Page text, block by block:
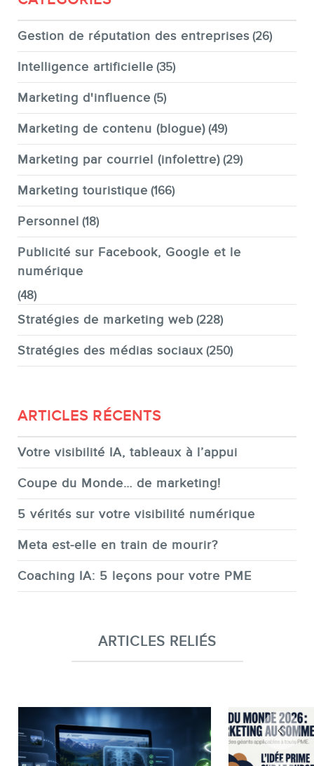
Gestion de réputation des entreprises (26)
Intelligence artificielle (35)
Marketing d'influence (5)
Marketing de contenu (blogue) (49)
Marketing par courriel (infolettre) (29)
Marketing touristique (166)
Personnel (18)
Publicité sur Facebook, Google et le
numérique
(48)
Stratégies de marketing web (228)
Stratégies des médias sociaux (250)
ARTICLES RÉCENTS
Votre visibilité IA, tableaux à l’appui
Coupe du Monde… de marketing!
5 vérités sur votre visibilité numérique
Meta est-elle en train de mourir?
Coaching IA: 5 leçons pour votre PME
ARTICLES RELIÉS